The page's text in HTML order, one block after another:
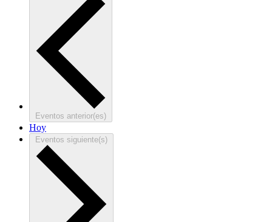
Eventos anterior(es)
Hoy
Eventos siguiente(s)